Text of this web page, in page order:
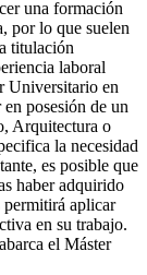
una formación
por lo que suelen
titulación
laboral
Universitario en
posesión de un
Arquitectura o
la necesidad
es posible que
haber adquirido
permitirá aplicar
en su trabajo.
el Máster